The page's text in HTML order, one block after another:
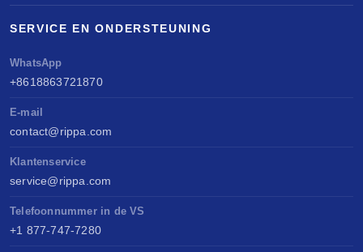
SERVICE EN ONDERSTEUNING
WhatsApp
+8618863721870
E-mail
contact@rippa.com
Klantenservice
service@rippa.com
Telefoonnummer in de VS
+1 877-747-7280